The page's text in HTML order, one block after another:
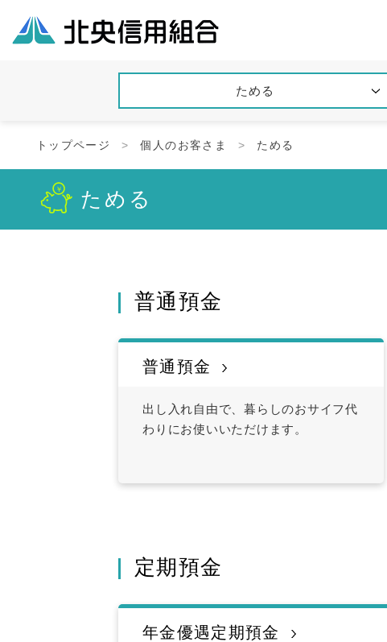
ためる
トップページ 個人のお客さま ためる
ためる
普通預金
普通預金
出し入れ自由で、暮らしのおサイフ代
わりにお使いいただけます。
定期預金
年金優遇定期預金